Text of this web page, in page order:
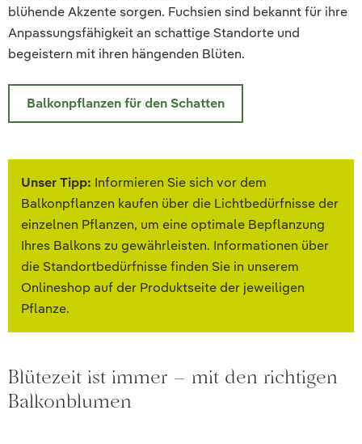
blühende Akzente sorgen. Fuchsien sind bekannt für ihre
Anpassungsfähigkeit an schattige Standorte und
begeistern mit ihren hängenden Blüten.
Balkonpflanzen für den Schatten
Unser Tipp: Informieren Sie sich vor dem
Balkonpflanzen kaufen über die Lichtbedürfnisse der
einzelnen Pflanzen, um eine optimale Bepflanzung
Ihres Balkons zu gewährleisten. Informationen über
die Standortbedürfnisse finden Sie in unserem
Onlineshop auf der Produktseite der jeweiligen
Pflanze.
Blütezeit ist immer – mit den richtigen
Balkonblumen